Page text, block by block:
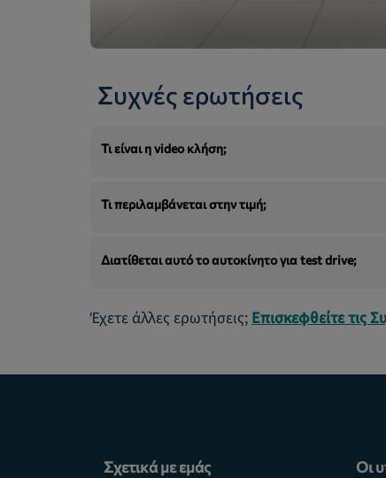
Συχνές ερωτήσεις
Τι είναι η video κλήση;
Τι περιλαμβάνεται στην τιμή;
Διατίθεται αυτό το αυτοκίνητο για test drive;
Έχετε άλλες ερωτήσεις;Επισκεφθείτε τις
Σχετικά με εμάς
Οι